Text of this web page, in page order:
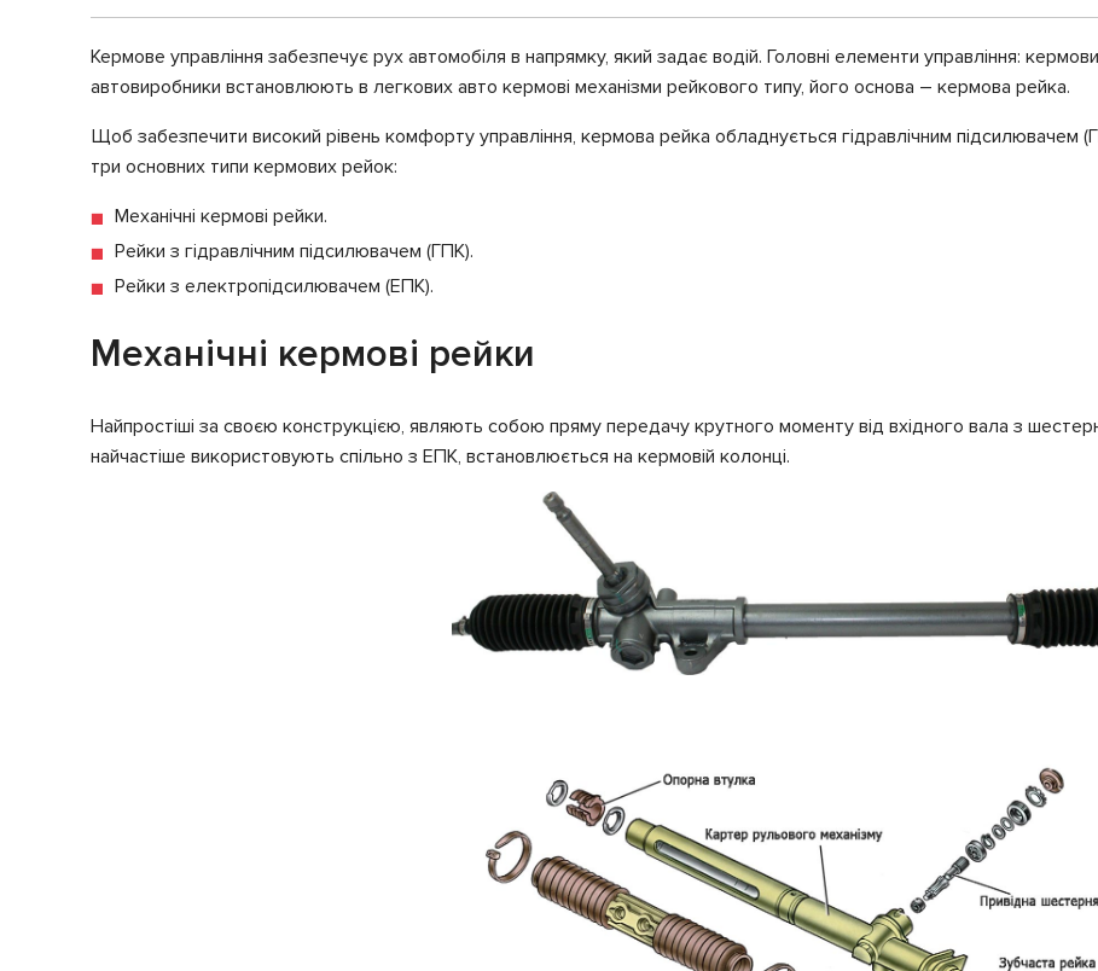
Кермове управління забезпечує рух автомобіля в напрямку, який задає водій. Головні елементи управління:
автовиробники встановлюють в легкових авто кермові механізми рейкового типу, його основа – кермова рейка.
Щоб забезпечити високий рівень комфорту управління, кермова рейка обладнується гідравлічним підсилювачем
три основних типи кермових рейок:
Механічні кермові рейки.
Рейки з гідравлічним підсилювачем (ГПК).
Рейки з електропідсилювачем (ЕПК).
Механічні кермові рейки
Найпростіші за своєю конструкцією, являють собою пряму передачу крутного моменту від вхідного вала з
найчастіше використовують спільно з ЕПК, встановлюється на кермовій колонці.